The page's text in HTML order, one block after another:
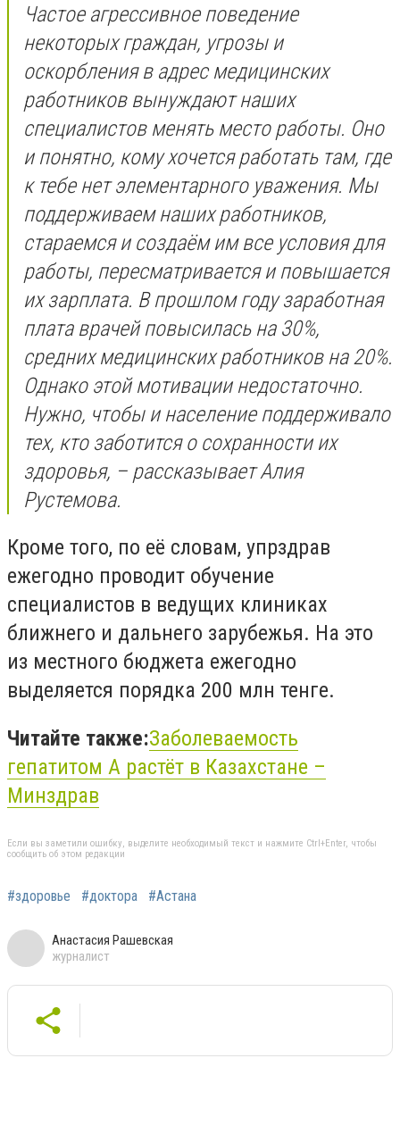
Частое агрессивное поведение
некоторых граждан, угрозы и
оскорбления в адрес медицинских
работников вынуждают наших
специалистов менять место работы. Оно
и понятно, кому хочется работать там, где
к тебе нет элементарного уважения. Мы
поддерживаем наших работников,
стараемся и создаём им все условия для
работы, пересматривается и повышается
их зарплата. В прошлом году заработная
плата врачей повысилась на 30%,
средних медицинских работников на 20%.
Однако этой мотивации недостаточно.
Нужно, чтобы и население поддерживало
тех, кто заботится о сохранности их
здоровья, – рассказывает Алия
Рустемова.
Кроме того, по её словам, упрздрав
ежегодно проводит обучение
специалистов в ведущих клиниках
ближнего и дальнего зарубежья. На это
из местного бюджета ежегодно
выделяется порядка 200 млн тенге.
Читайте также:Заболеваемость
гепатитом А растёт в Казахстане –
Минздрав
Если вы заметили ошибку, выделите необходимый текст и нажмите Ctrl+Enter, чтобы
сообщить об этом редакции
#здоровье #доктора #Астана
Анастасия Рашевская
журналист